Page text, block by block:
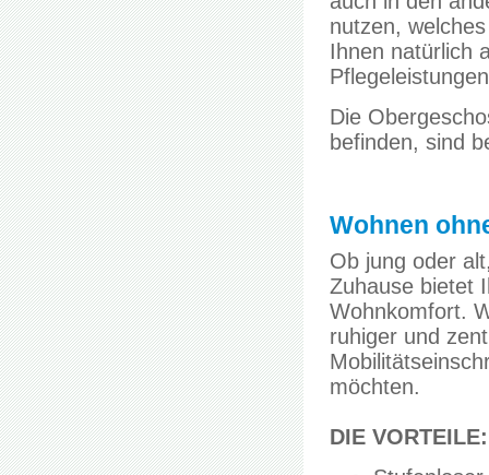
nutzen,
Ihnen natürlich
Die
befinden, sind
Wohnen
Ob jung oder
Zuhause bietet
Wohnkomfort.
ruhiger und
möchten.
DIE VORTEILE: